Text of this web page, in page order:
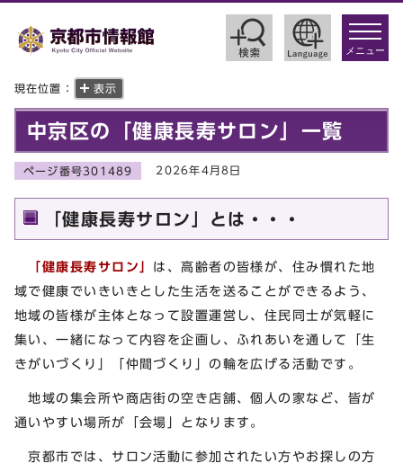
toggle
メニュー
現在位置： 表示
中京区の「健康長寿サロン」一覧
ページ番号301489 2026年4月8日
「健康長寿サロン」とは・・・
「健康長寿サロン」 は、高齢者の皆様が、住み慣れた地
域で健康でいきいきとした生活を送ることができるよう、
地域の皆様が主体となって設置運営し、住民同士が気軽に
集い、一緒になって内容を企画し、ふれあいを通して「生
きがいづくり」「仲間づくり」の輪を広げる活動です。
地域の集会所や商店街の空き店舗、個人の家など、皆が
通いやすい場所が「会場」となります。
京都市では、サロン活動に参加されたい方やお探しの方